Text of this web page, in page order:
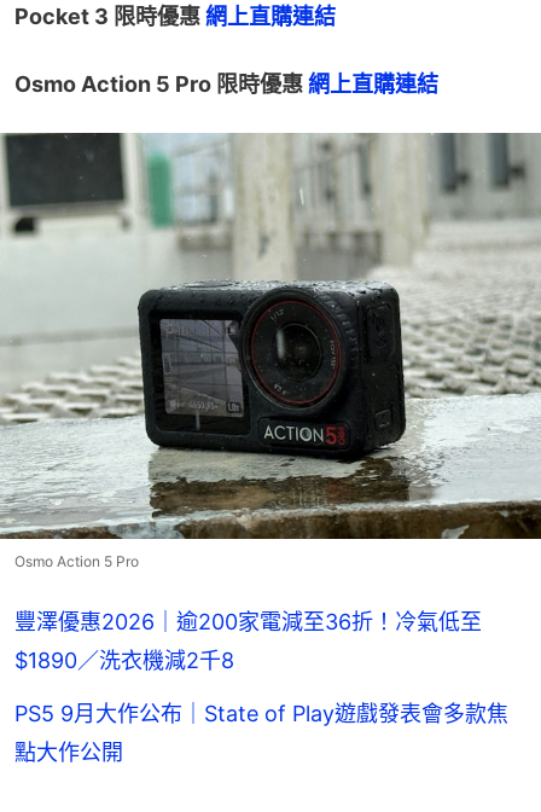
Pocket 3 限時優惠 網上直購連結
Osmo Action 5 Pro 限時優惠 網上直購連結
Osmo Action 5 Pro
豐澤優惠2026｜逾200家電減至36折！冷氣低至
$1890／洗衣機減2千8
PS5 9月大作公布｜State of Play遊戲發表會多款焦
點大作公開